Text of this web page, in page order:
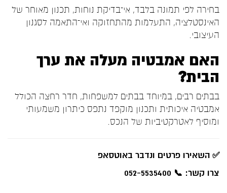
בחירה לפי תמונה בלבד, אי־בדיקת נוחות, תכנון מאוחר של
האינסטלציה, התעלמות מהתחזוקה ואי־התאמה לסגנון
העיצובי.
האם אמבטיה מעלה את ערך
הבית?
בבתים רבים, במיוחד בבתים למשפחות, חדר רחצה הכולל
אמבטיה איכותית ותכנון מוקפד נתפס כיתרון משמעותי
ומוסיף לאטרקטיביות של הנכס.
✅ השאירו פרטים ונדבר באוטסאפ
צרו קשר: 📞 052-5535400